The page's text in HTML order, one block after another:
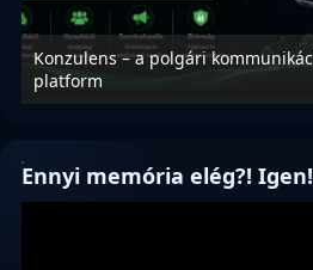
Konzulens – a polgári
platform
Ennyi memória elég?! Igen!